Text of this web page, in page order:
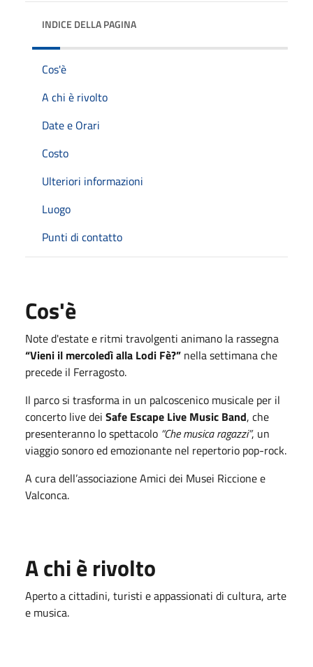
INDICE DELLA PAGINA
Cos'è
A chi è rivolto
Date e Orari
Costo
Ulteriori informazioni
Luogo
Punti di contatto
Cos'è
Note d'estate e ritmi travolgenti animano la rassegna
“Vieni il mercoledì alla Lodi Fè?” nella settimana che
precede il Ferragosto.
Il parco si trasforma in un palcoscenico musicale per il
concerto live dei Safe Escape Live Music Band, che
presenteranno lo spettacolo “Che musica ragazzi”, un
viaggio sonoro ed emozionante nel repertorio pop-rock.
A cura dell’associazione Amici dei Musei Riccione e
Valconca.
A chi è rivolto
Aperto a cittadini, turisti e appassionati di cultura, arte
e musica.